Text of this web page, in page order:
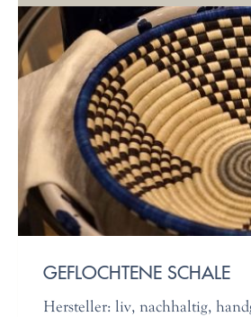
GEFLOCHTENE SCHALE
Hersteller: liv, nachhaltig,